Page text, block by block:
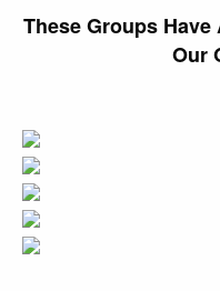
These Groups
Our